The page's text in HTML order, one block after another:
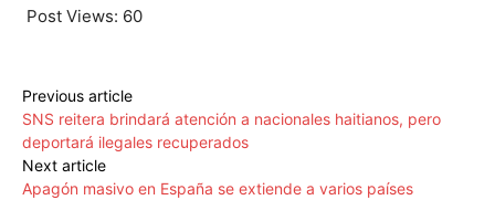
Post Views: 60
Previous article
SNS reitera brindará atención a nacionales haitianos, pero
deportará ilegales recuperados
Next article
Apagón masivo en España se extiende a varios países